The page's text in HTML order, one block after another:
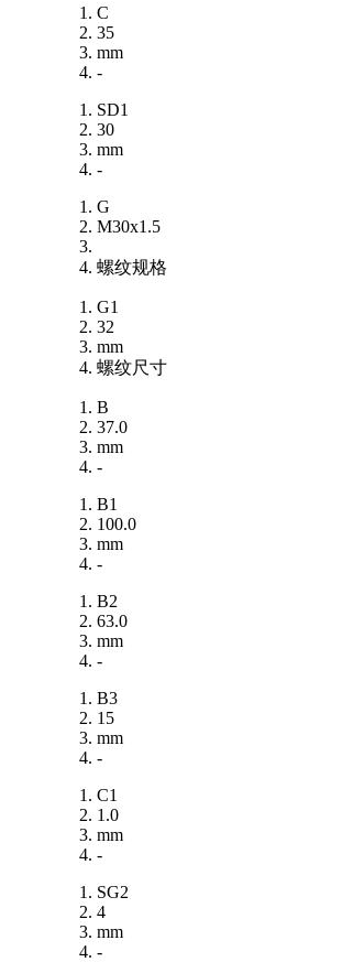
C
35
mm
-
SD1
30
mm
-
G
M30x1.5
螺纹规格
G1
32
mm
螺纹尺寸
B
37.0
mm
-
B1
100.0
mm
-
B2
63.0
mm
-
B3
15
mm
-
C1
1.0
mm
-
SG2
4
mm
-